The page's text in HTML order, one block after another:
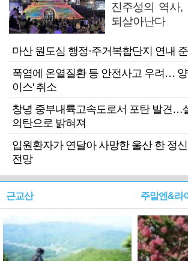
진주성의 역사,
되살아난다
마산 원도심 행정·주거복합단지 연내
폭염에 온열질환 등 안전사고 우려… 양
이스' 취소
창녕 중부내륙고속도로서 포탄 발견…
의탄으로 밝혀져
입원환자가 연달아 사망한 울산 한 정
전망
근교산 주말엔&라